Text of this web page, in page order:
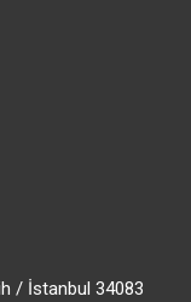
/ İstanbul 34083